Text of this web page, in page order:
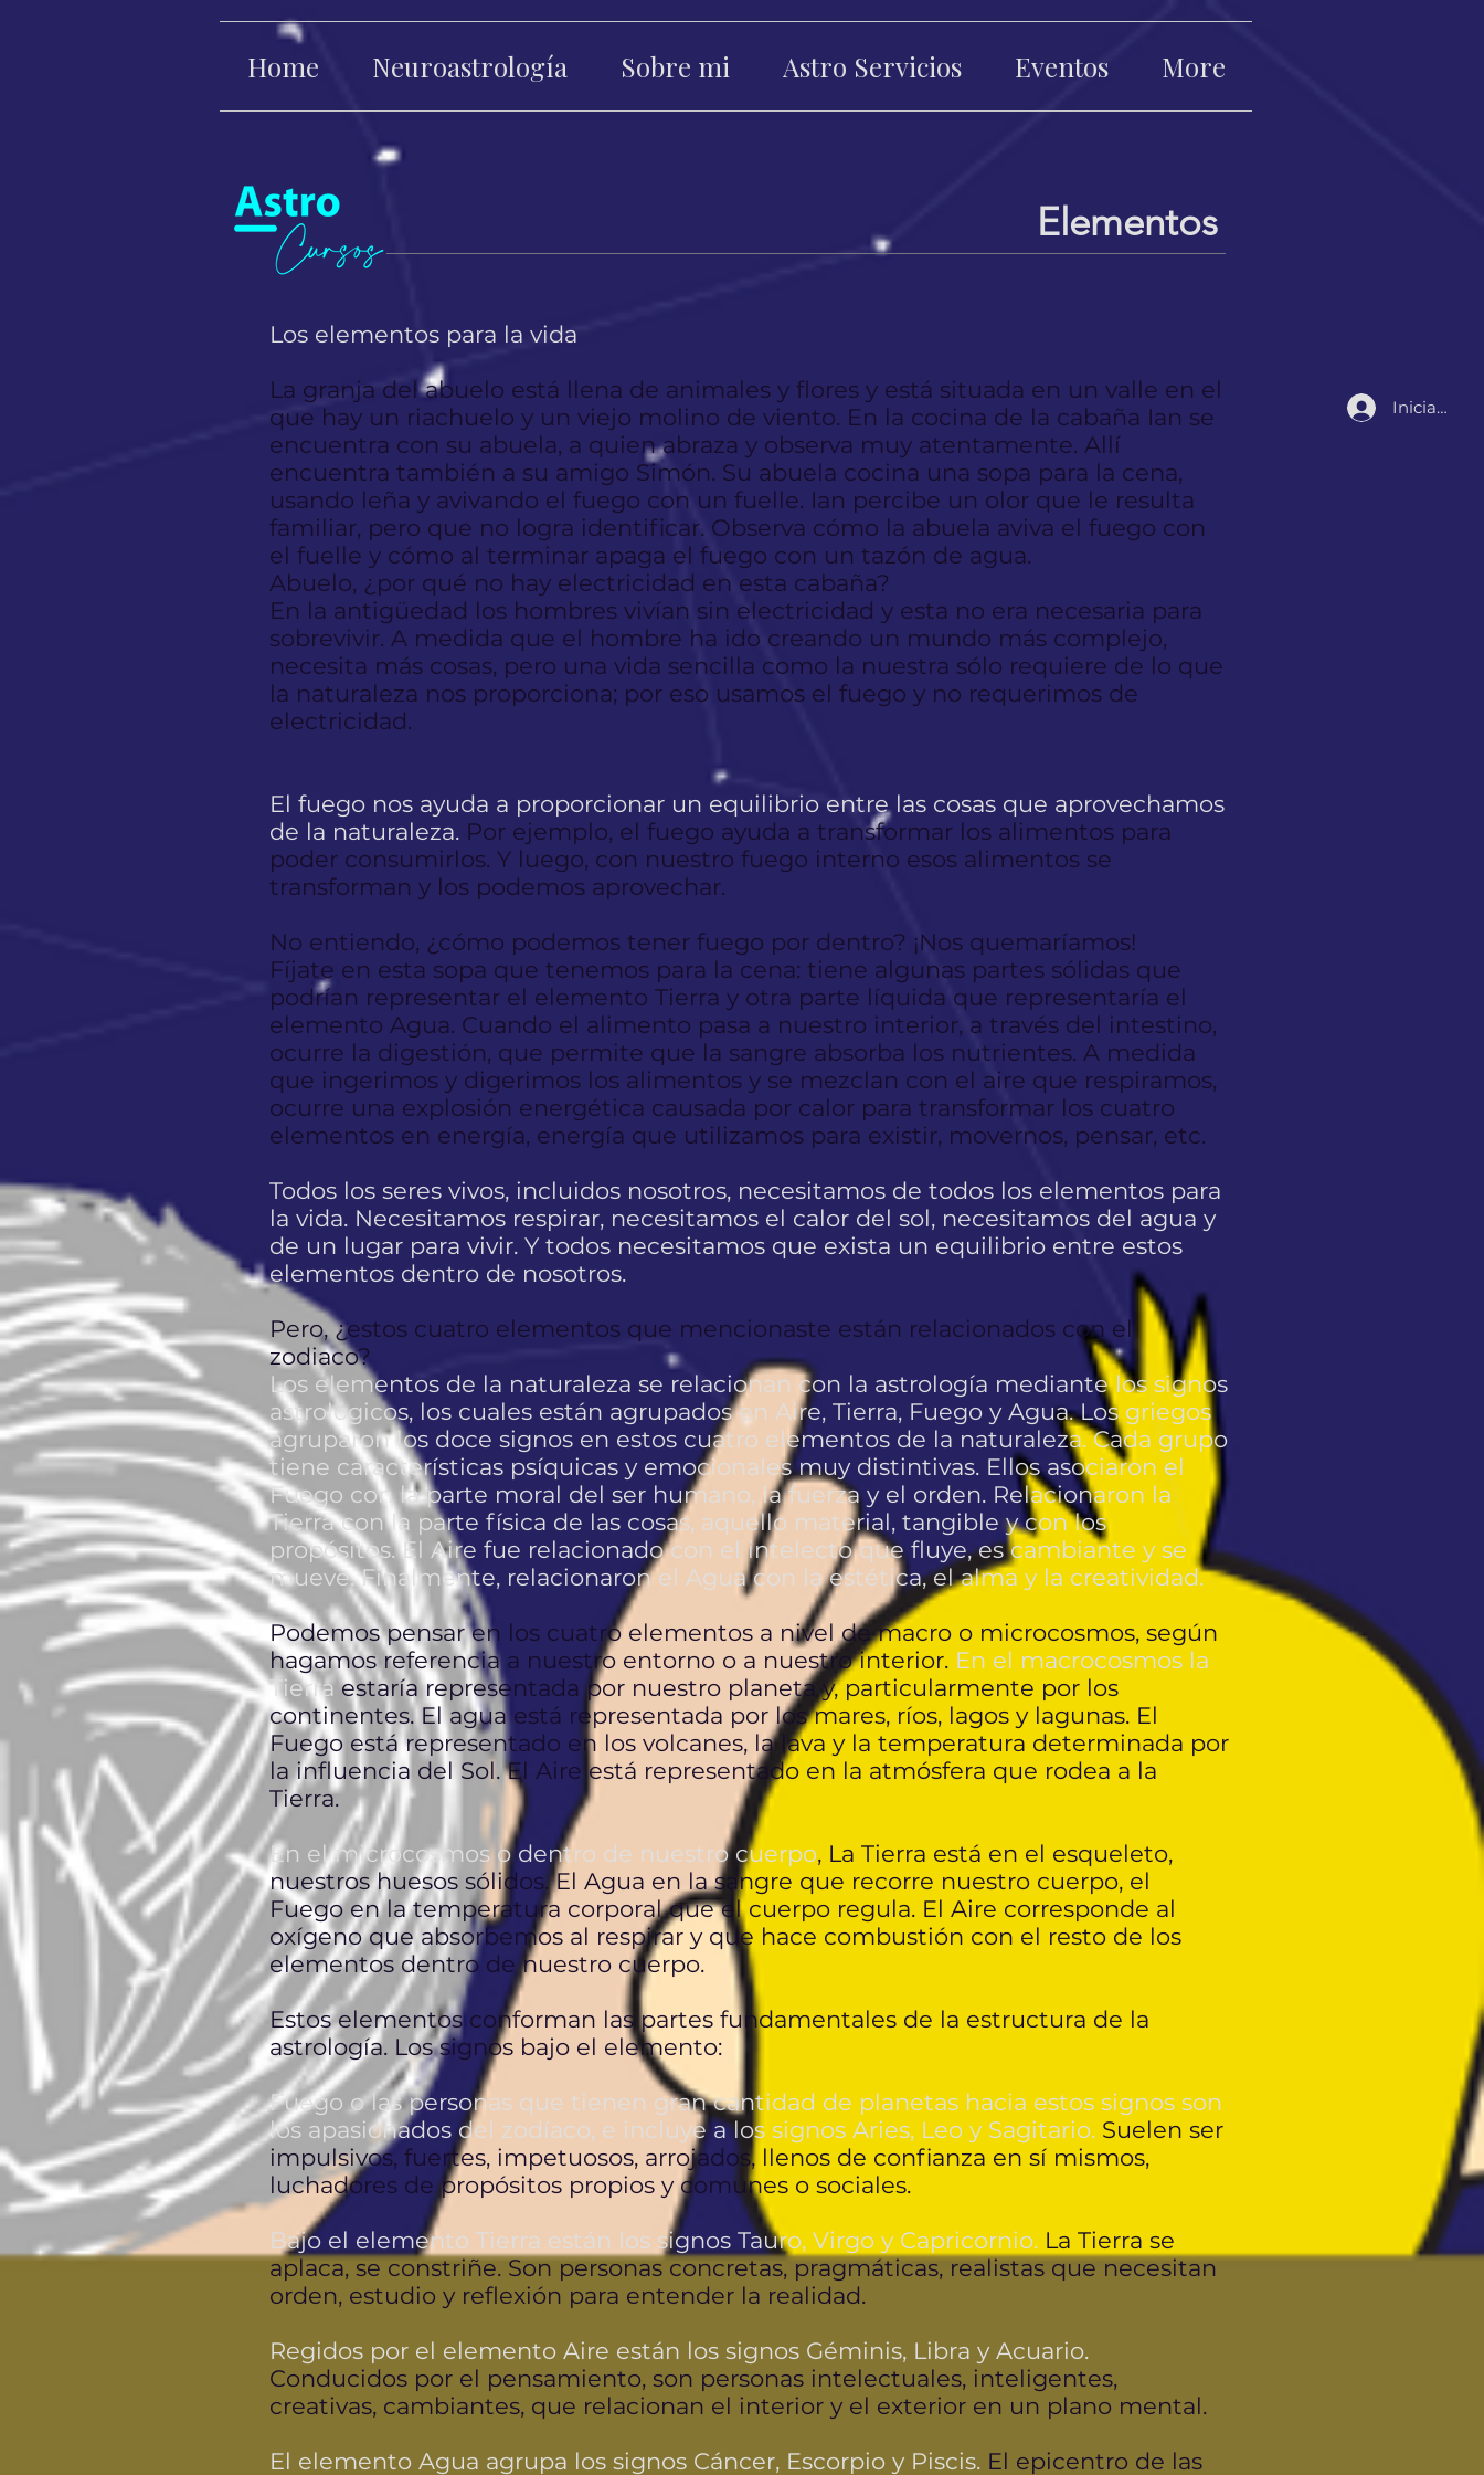
Home Neuroastrología Sobre mi Astro Servicios Eventos More
Iniciar
Elementos
Los elementos para la vida
La granja del abuelo está llena de animales y flores y está situada en un valle en el
que hay un riachuelo y un viejo molino de viento. En la cocina de la cabaña Ian se
encuentra con su abuela, a quien abraza y observa muy atentamente. Allí
encuentra también a su amigo Simón. Su abuela cocina una sopa para la cena,
usando leña y avivando el fuego con un fuelle. Ian percibe un olor que le resulta
familiar, pero que no logra identificar. Observa cómo la abuela aviva el fuego con
el fuelle y cómo al terminar apaga el fuego con un tazón de agua.
Abuelo, ¿por qué no hay electricidad en esta cabaña?
En la antigüedad los hombres vivían sin electricidad y esta no era necesaria para
sobrevivir. A medida que el hombre ha ido creando un mundo más complejo,
necesita más cosas, pero una vida sencilla como la nuestra sólo requiere de lo que
la naturaleza nos proporciona; por eso usamos el fuego y no requerimos de
electricidad.
El fuego nos ayuda a proporcionar un equilibrio entre las cosas que aprovechamos
de la naturaleza. Por ejemplo, el fuego ayuda a transformar los alimentos para
poder consumirlos. Y luego, con nuestro fuego interno esos alimentos se
transforman y los podemos aprovechar.
No entiendo, ¿cómo podemos tener fuego por dentro? ¡Nos quemaríamos!
Fíjate en esta sopa que tenemos para la cena: tiene algunas partes sólidas que
podrían representar el elemento Tierra y otra parte líquida que representaría el
elemento Agua. Cuando el alimento pasa a nuestro interior, a través del intestino,
ocurre la digestión, que permite que la sangre absorba los nutrientes. A medida
que ingerimos y digerimos los alimentos y se mezclan con el aire que respiramos,
ocurre una explosión energética causada por calor para transformar los cuatro
elementos en energía, energía que utilizamos para existir, movernos, pensar, etc.
Todos los seres vivos, incluidos nosotros, necesitamos de todos los elementos para
la vida. Necesitamos respirar, necesitamos el calor del sol, necesitamos del agua y
de un lugar para vivir. Y todos necesitamos que exista un equilibrio entre estos
elementos dentro de nosotros.
Pero, ¿estos cuatro elementos que mencionaste están relacionados con el
zodiaco?
Los elementos de la naturaleza se relacionan con la astrología mediante los signos
astrológicos, los cuales están agrupados en Aire, Tierra, Fuego y Agua. Los griegos
agruparon los doce signos en estos cuatro elementos de la naturaleza. Cada grupo
tiene características psíquicas y emocionales muy distintivas. Ellos asociaron el
Fuego con la parte moral del ser humano, la fuerza y el orden. Relacionaron la
Tierra con la parte física de las cosas, aquello material, tangible y con los
propósitos. El Aire fue relacionado con el intelecto que fluye, es cambiante y se
mueve. Finalmente, relacionaron el Agua con la estética, el alma y la creatividad.
Podemos pensar en los cuatro elementos a nivel de macro o microcosmos, según
hagamos referencia a nuestro entorno o a nuestro interior. En el macrocosmos la
Tierra estaría representada por nuestro planeta y, particularmente por los
continentes. El agua está representada por los mares, ríos, lagos y lagunas. El
Fuego está representado en los volcanes, la lava y la temperatura determinada por
la influencia del Sol. El Aire está representado en la atmósfera que rodea a la
Tierra.
En el microcosmos o dentro de nuestro cuerpo, La Tierra está en el esqueleto,
nuestros huesos sólidos. El Agua en la sangre que recorre nuestro cuerpo, el
Fuego en la temperatura corporal que el cuerpo regula. El Aire corresponde al
oxígeno que absorbemos al respirar y que hace combustión con el resto de los
elementos dentro de nuestro cuerpo.
Estos elementos conforman las partes fundamentales de la estructura de la
astrología. Los signos bajo el elemento:
Fuego o las personas que tienen gran cantidad de planetas hacia estos signos son
los apasionados del zodíaco, e incluye a los signos Aries, Leo y Sagitario. Suelen ser
impulsivos, fuertes, impetuosos, arrojados, llenos de confianza en sí mismos,
luchadores de propósitos propios y comunes o sociales.
Bajo el elemento Tierra están los signos Tauro, Virgo y Capricornio. La Tierra se
aplaca, se constriñe. Son personas concretas, pragmáticas, realistas que necesitan
orden, estudio y reflexión para entender la realidad.
Regidos por el elemento Aire están los signos Géminis, Libra y Acuario.
Conducidos por el pensamiento, son personas intelectuales, inteligentes,
creativas, cambiantes, que relacionan el interior y el exterior en un plano mental.
El elemento Agua agrupa los signos Cáncer, Escorpio y Piscis. El epicentro de las